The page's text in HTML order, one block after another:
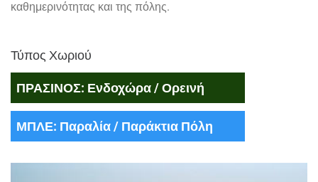
καθημερινότητας και της πόλης.
Τύπος Χωριού
ΠΡΑΣΙΝΟΣ: Ενδοχώρα / Ορεινή
ΜΠΛΕ: Παραλία / Παράκτια Πόλη